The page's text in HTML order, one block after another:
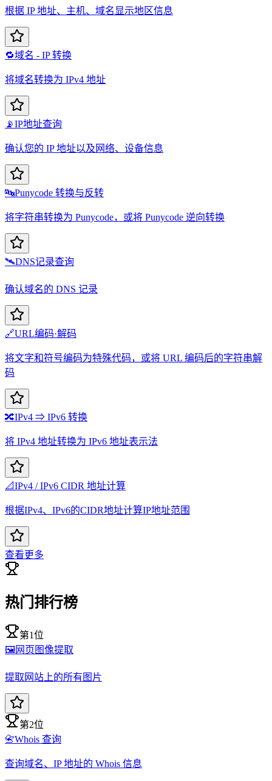
根据 IP 地址、主机、域名显示地区信息
🔁域名 - IP 转换
将域名转换为 IPv4 地址
📡IP地址查询
确认您的 IP 地址以及网络、设备信息
🔤Punycode 转换与反转
将字符串转换为 Punycode，或将 Punycode 逆向转换
🛰️DNS记录查询
确认域名的 DNS 记录
🔗URL编码·解码
将文字和符号编码为特殊代码，或将 URL 编码后的字符串解
码
🔀IPv4 ⇒ IPv6 转换
将 IPv4 地址转换为 IPv6 地址表示法
📐IPv4 / IPv6 CIDR 地址计算
根据IPv4、IPv6的CIDR地址计算IP地址范围
查看更多
热门排行榜
第1位
🖼️网页图像提取
提取网站上的所有图片
第2位
📇Whois 查询
查询域名、IP 地址的 Whois 信息